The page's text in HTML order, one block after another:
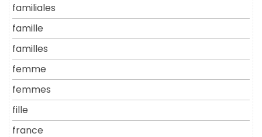
familiales
famille
familles
femme
femmes
fille
france